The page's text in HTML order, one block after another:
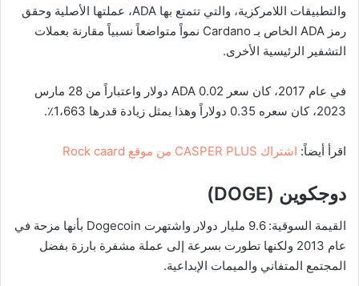
والتطبيقات اللامركزية، والتي تتمتع بها ADA، عملتها الأصلية وحقق
رمز ADA الخاص بـ Cardano نمواً متواضعاً نسبياً مقارنة بعملات
التشفير الرئيسية الأخرى.
في عام 2017، كان سعر ADA 0.02 دولار واعتباراً من 28 مارس
2023، كان سعره 0.35 دولاراً وهذا يمثل زيادة قدرها 1،663٪.
اقرأ أيضاً: اشتراك CASPER PLUS من موقع Rock caard
دوجكوين (DOGE
)
القيمة السوقية: 9.6 مليار دولار واشتهرت Dogecoin بأنها مزحة في
عام 2013 ولكنها تطورت بسرعة إلى عملة مشفرة بارزة بفضل
المجتمع المتفاني والميمات الإبداعية.